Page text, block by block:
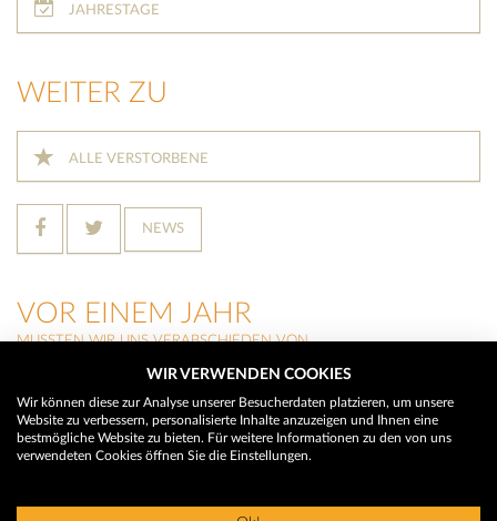
JAHRESTAGE
WEITER ZU
ALLE VERSTORBENE
NEWS
VOR EINEM JAHR
MUSSTEN WIR UNS VERABSCHIEDEN VON
SEBALD HASSLER
(Lieserbrücke)
JOHANN EGGER
(Malta)
WIR VERWENDEN COOKIES
Wir können diese zur Analyse unserer Besucherdaten platzieren, um unsere
Website zu verbessern, personalisierte Inhalte anzuzeigen und Ihnen eine
bestmögliche Website zu bieten. Für weitere Informationen zu den von uns
verwendeten Cookies öffnen Sie die Einstellungen.